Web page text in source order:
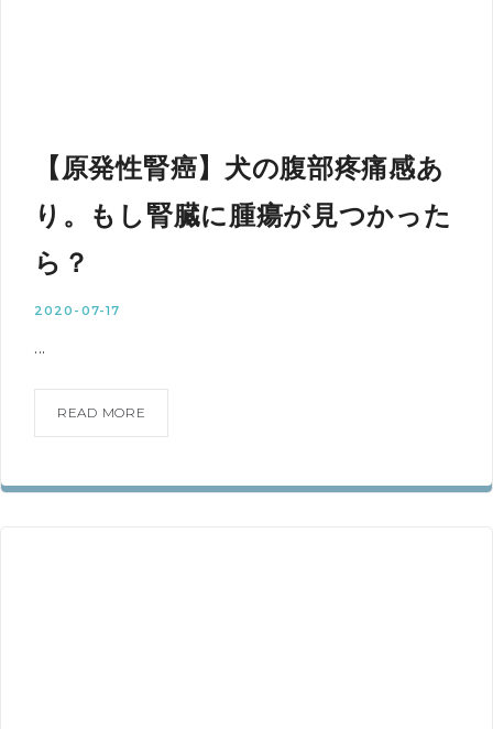
【原発性腎癌】犬の腹部疼痛感あ
り。もし腎臓に腫瘍が見つかった
ら？
2020-07-17
...
READ MORE